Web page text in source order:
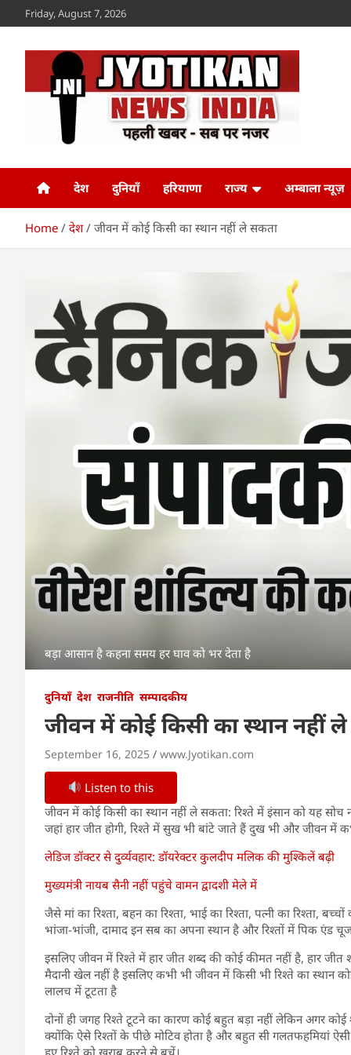
to
Friday, August 7, 2026
Jyotikan
देश दुनियाँ हरियाणा राज्य अम्बाला न्यूज़
Home देश जीवन में कोई किसी का स्थान नहीं ले सकता
बड़ा आसान है कहना समय हर घाव को भर देता है
दुनियाँ देश राजनीति सम्पादकीय
जीवन में कोई किसी का स्थान नहीं
September 16, 2025 www.Jyotikan.com
Listen to this
जीवन में कोई किसी का स्थान नहीं ले सकता: रिश्ते में इंसान को यह सोच
जहां हार जीत होगी, रिश्ते में सुख भी बांटे जाते हैं दुख भी और जीवन में
लेडिज डॉक्टर से दुर्व्यवहार: डॉयरेक्टर कुलदीप मलिक की मुश्किलें बढ़ी
मुख्यमंत्री नायब सैनी नहीं पहुंचे वामन द्वादशी मेले में
जैसे मां का रिश्ता, बहन का रिश्ता, भाई का रिश्ता, पत्नी का रिश्ता,
भांजा-भांजी, दामाद इन सब का अपना स्थान है और रिश्तों में पिक एंड चूज
इसलिए जीवन में रिश्ते में हार जीत शब्द की कोई कीमत नहीं है, हार जीत
मैदानी खेल नहीं है इसलिए कभी भी जीवन में किसी भी रिश्ते का स्थान
लालच में टूटता है
दोनों ही जगह रिश्ते टूटने का कारण कोई बहुत बड़ा नहीं लेकिन अगर
क्योंकि ऐसे रिश्तों के पीछे मोटिव होता है और बहुत सी गलतफहमियां
हुए रिश्ते को खराब करने से बचें।